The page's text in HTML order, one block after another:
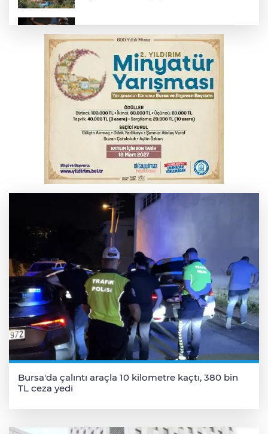
Yargıtay’dan primle çalışanlara müjde
TOFAŞ Basketbol'da sağlık kontrolleri
başladı
Bursa’da bugün hava nasıl olacak?
Osmangazi’de iş arayanlara destek
Bursa'da çalıntı araçla 10 kilometre kaçtı, 380 bin
TL ceza yedi